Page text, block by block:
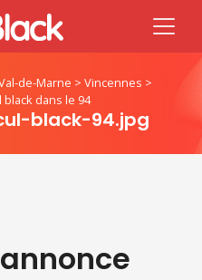
de-Marne > Vincennes >
dans le 94
black-94.jpg